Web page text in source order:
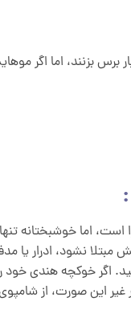
بزنند، اما اگر
اما خوشبختانه
نشود، ادرار یا
اگر خوکچه هندی خود
این صورت، از شامپوی